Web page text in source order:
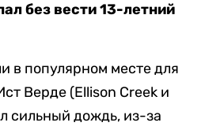
без вести 13-летний
в популярном месте для
Верде (Ellison Creek и
сильный дождь, из-за